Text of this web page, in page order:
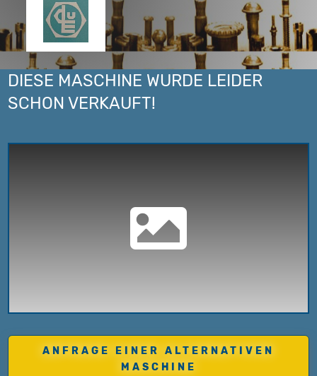
DIESE MASCHINE WURDE LEIDER
SCHON VERKAUFT!
ANFRAGE EINER ALTERNATIVEN
MASCHINE